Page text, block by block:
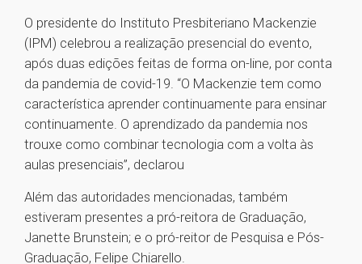
O presidente do Instituto Presbiteriano Mackenzie
(IPM) celebrou a realização presencial do evento,
após duas edições feitas de forma on-line, por conta
da pandemia de covid-19. “O Mackenzie tem como
característica aprender continuamente para ensinar
continuamente. O aprendizado da pandemia nos
trouxe como combinar tecnologia com a volta às
aulas presenciais”, declarou
Além das autoridades mencionadas, também
estiveram presentes a pró-reitora de Graduação,
Janette Brunstein; e o pró-reitor de Pesquisa e Pós-
Graduação, Felipe Chiarello.